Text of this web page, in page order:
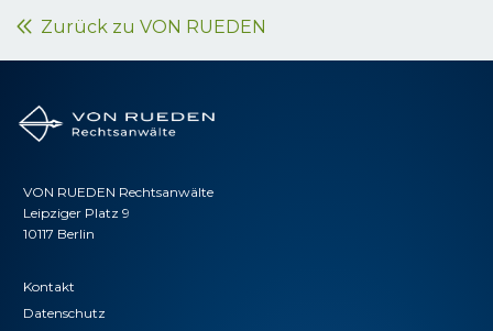
Zurück zu VON RUEDEN
VON RUEDEN Rechtsanwälte
Leipziger Platz 9
10117 Berlin
Kontakt
Datenschutz